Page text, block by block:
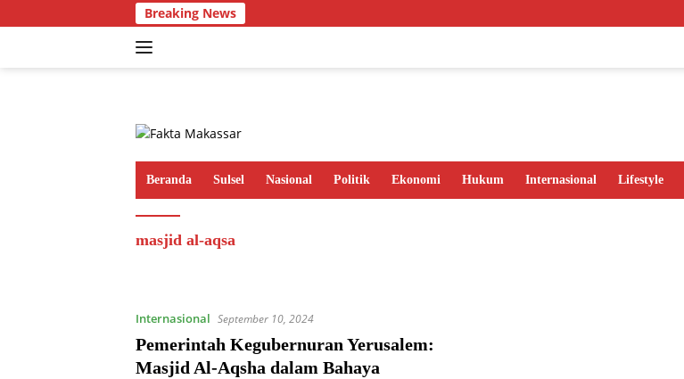
ke
Breaking News
Beranda Sulsel Nasional Politik Ekonomi Hukum Internasional Lifestyle
masjid al-aqsa
Internasional September 10, 2024
Pemerintah Kegubernuran Yerusalem:
Masjid Al-Aqsha dalam Bahaya